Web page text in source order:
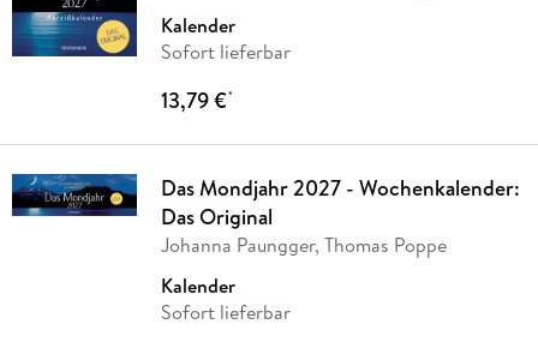
Kalender
Sofort lieferbar
13,79 €*
Das Mondjahr 2027 - Wochenkalender:
Das Original
Johanna Paungger, Thomas Poppe
Kalender
Sofort lieferbar